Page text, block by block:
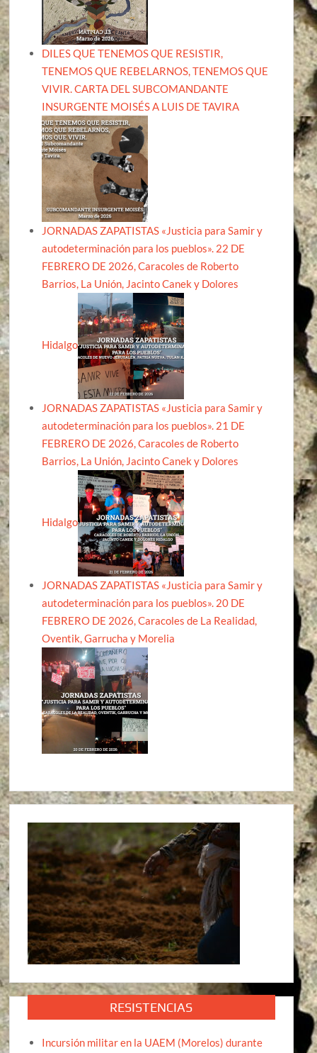
DILES QUE TENEMOS QUE RESISTIR,
TENEMOS QUE REBELARNOS, TENEMOS QUE
VIVIR. CARTA DEL SUBCOMANDANTE
INSURGENTE MOISÉS A LUIS DE TAVIRA
JORNADAS ZAPATISTAS «Justicia para Samir y
autodeterminación para los pueblos». 22 DE
FEBRERO DE 2026, Caracoles de Roberto
Barrios, La Unión, Jacinto Canek y Dolores
Hidalgo
JORNADAS ZAPATISTAS «Justicia para Samir y
autodeterminación para los pueblos». 21 DE
FEBRERO DE 2026, Caracoles de Roberto
Barrios, La Unión, Jacinto Canek y Dolores
Hidalgo
JORNADAS ZAPATISTAS «Justicia para Samir y
autodeterminación para los pueblos». 20 DE
FEBRERO DE 2026, Caracoles de La Realidad,
Oventik, Garrucha y Morelia
RESISTENCIAS
Incursión militar en la UAEM (Morelos) durante